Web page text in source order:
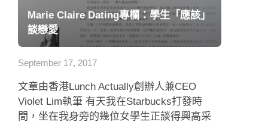
Marie Claire Dating專欄：學生「應該」
談戀愛
September 17, 2017
文章由香港Lunch Actually創辦人兼CEO
Violet Lim執筆 有天我在Starbucks打發時
間，坐在我身旁的幾位女學生正談得興高采